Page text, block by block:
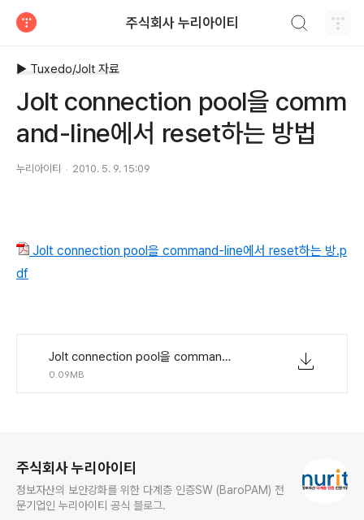
주식회사 누리아이티
▶ Tuxedo/Jolt 자료
Jolt connection pool을 comm
and-line에서 reset하는 방법
누리아이티 2010. 5. 9. 15:09
Jolt connection pool을 command-line에서 reset하는 방.p
df
Jolt connection pool을 command-line에서 reset하는 방.pdf
0.09MB
주식회사 누리아이티
정보자산의 보안강화를 위한 다계층 인증SW (BaroPAM) 전
문기업인 누리아이티 공식 블로그.